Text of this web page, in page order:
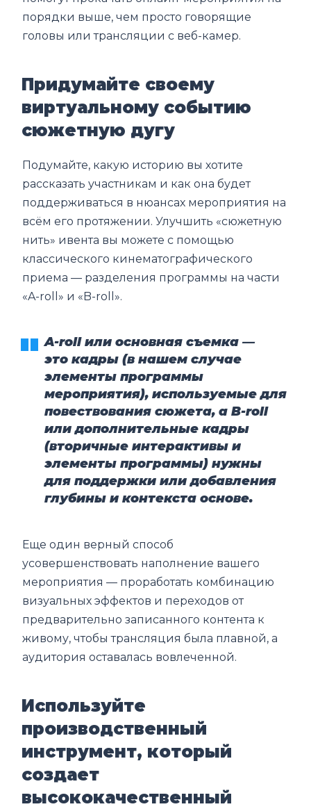
порядки выше, чем просто говорящие
головы или трансляции с веб-камер.
Придумайте своему
виртуальному событию
сюжетную дугу
Подумайте, какую историю вы хотите
рассказать участникам и как она будет
поддерживаться в нюансах мероприятия на
всём его протяжении. Улучшить «сюжетную
нить» ивента вы можете с помощью
классического кинематографического
приема — разделения программы на части
«A-roll» и «B-roll».
A-roll или основная съемка —
это кадры (в нашем случае
элементы программы
мероприятия), используемые для
повествования сюжета, а B-roll
или дополнительные кадры
(вторичные интерактивы и
элементы программы) нужны
для поддержки или добавления
глубины и контекста основе.
Еще один верный способ
усовершенствовать наполнение вашего
мероприятия — проработать комбинацию
визуальных эффектов и переходов от
предварительно записанного контента к
живому, чтобы трансляция была плавной, а
аудитория оставалась вовлеченной.
Используйте
производственный
инструмент, который
создает
высококачественный